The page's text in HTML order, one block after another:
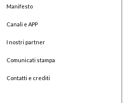
Manifesto
Canali e APP
I nostri partner
Comunicati stampa
Contatti e crediti